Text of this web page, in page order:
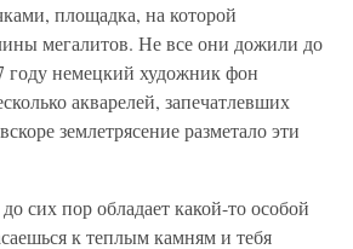
площадка, на которой
мегалитов. Не все они дожили до
немецкий художник фон
акварелей, запечатлевших
землетрясение разметало эти
сих пор обладает какой-то особой
к теплым камням и тебя